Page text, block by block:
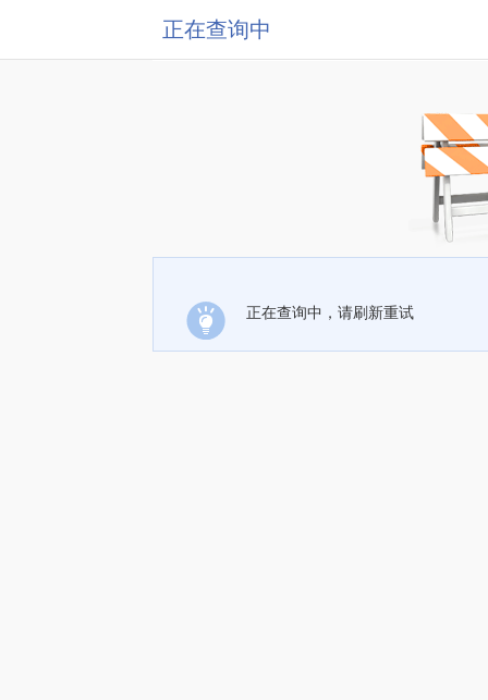
正在查询中
正在查询中，请刷新重试